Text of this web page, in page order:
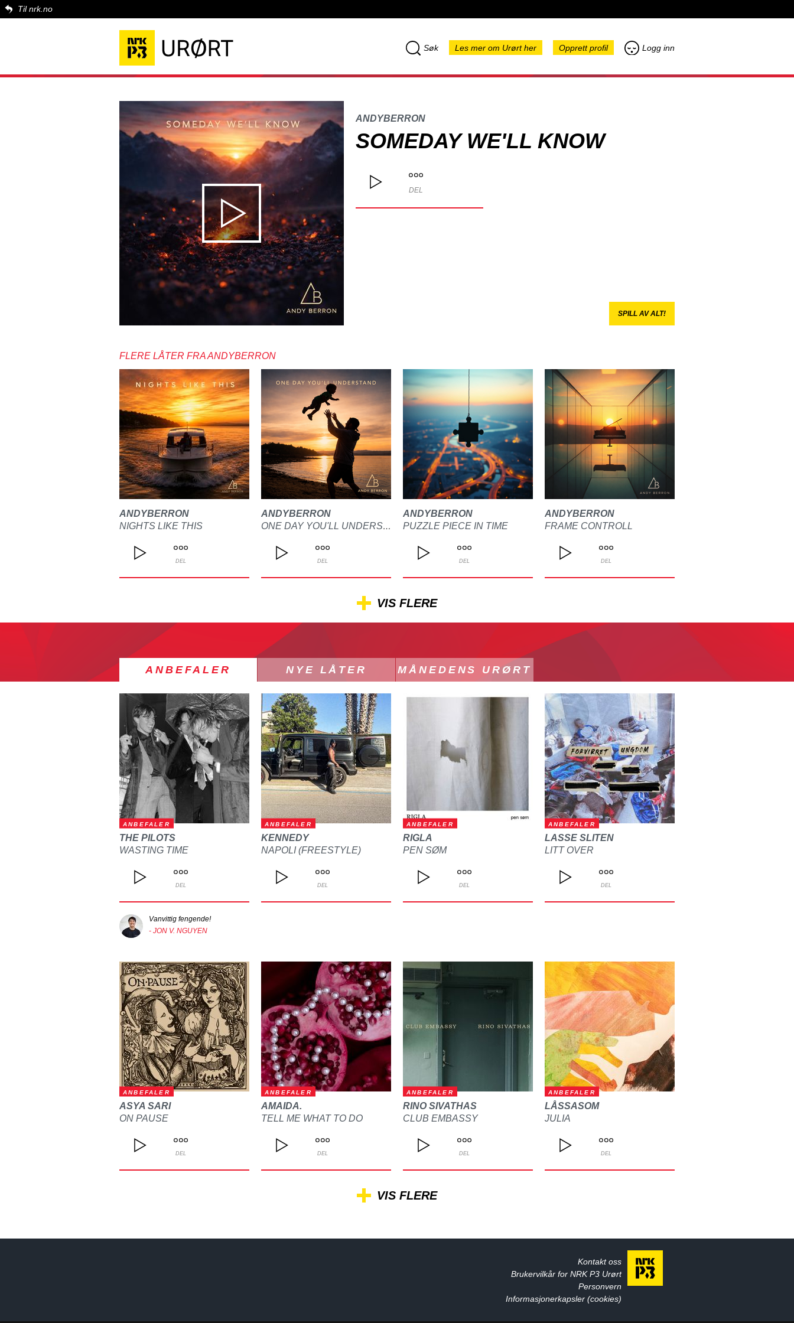
Til nrk.no
Søk Les mer om Urørt her Opprett profil Logg inn
ANDYBERRON
SOMEDAY WE'LL KNOW
DEL
SPILL AV ALT!
FLERE LÅTER FRA ANDYBERRON
ANDYBERRON
NIGHTS LIKE THIS
DEL
ANDYBERRON
ONE DAY YOU'LL UNDERSTAND
DEL
ANDYBERRON
PUZZLE PIECE IN TIME
DEL
ANDYBERRON
FRAME CONTROLL
DEL
VIS FLERE
ANBEFALER NYE LÅTER MÅNEDENS URØRT
ANBEFALER
THE PILOTS
WASTING TIME
DEL
Vanvittig fengende!
- JON V. NGUYEN
ANBEFALER
KENNEDY
NAPOLI (FREESTYLE)
DEL
ANBEFALER
RIGLA
PEN SØM
DEL
ANBEFALER
LASSE SLITEN
LITT OVER
DEL
ANBEFALER
ASYA SARI
ON PAUSE
DEL
ANBEFALER
AMAIDA.
TELL ME WHAT TO DO
DEL
ANBEFALER
RINO SIVATHAS
CLUB EMBASSY
DEL
ANBEFALER
LÅSSASOM
JULIA
DEL
VIS FLERE
Kontakt oss
Brukervilkår for NRK P3 Urørt
Personvern
Informasjonerkapsler (cookies)